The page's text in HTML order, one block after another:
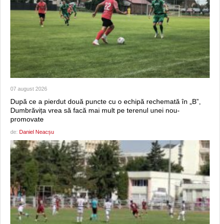
07 august 2026
După ce a pierdut două puncte cu o echipă rechemată în „B”,
Dumbrăvița vrea să facă mai mult pe terenul unei nou-
promovate
de: Daniel Neacșu